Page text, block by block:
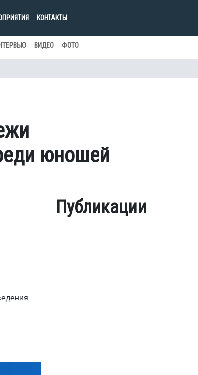
КОНТАКТЫ
ВИДЕО ФОТО
юношей
Публикации